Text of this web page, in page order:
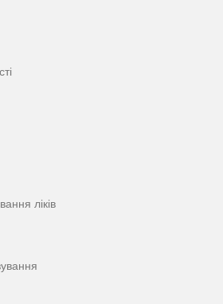
ліків